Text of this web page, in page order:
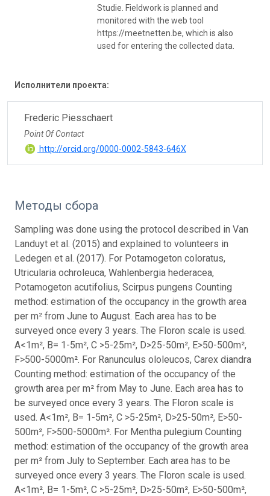
Studie. Fieldwork is planned and
monitored with the web tool
https://meetnetten.be, which is also
used for entering the collected data.
Исполнители проекта:
Frederic Piesschaert
Point Of Contact
http://orcid.org/0000-0002-5843-646X
Методы сбора
Sampling was done using the protocol described in Van
Landuyt et al. (2015) and explained to volunteers in
Ledegen et al. (2017). For Potamogeton coloratus,
Utricularia ochroleuca, Wahlenbergia hederacea,
Potamogeton acutifolius, Scirpus pungens Counting
method: estimation of the occupancy in the growth area
per m² from June to August. Each area has to be
surveyed once every 3 years. The Floron scale is used.
A<1m², B= 1-5m², C >5-25m², D>25-50m², E>50-500m²,
F>500-5000m². For Ranunculus ololeucos, Carex diandra
Counting method: estimation of the occupancy of the
growth area per m² from May to June. Each area has to
be surveyed once every 3 years. The Floron scale is
used. A<1m², B= 1-5m², C >5-25m², D>25-50m², E>50-
500m², F>500-5000m². For Mentha pulegium Counting
method: estimation of the occupancy of the growth area
per m² from July to September. Each area has to be
surveyed once every 3 years. The Floron scale is used.
A<1m², B= 1-5m², C >5-25m², D>25-50m², E>50-500m²,